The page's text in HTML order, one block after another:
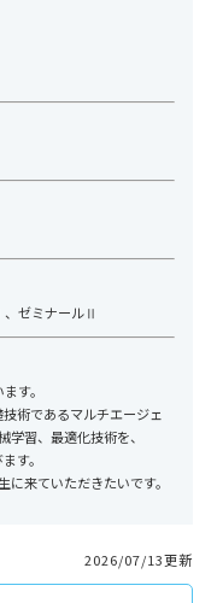
、ゼミナールⅡ
す。
術であるマルチエージェ
習、最適化技術を、
す。
来ていただきたいです。
2026/07/13更新